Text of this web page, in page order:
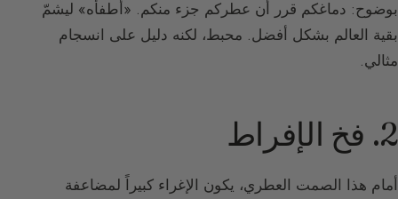
بوضوح: دماغكم قرر أن عطركم جزء منكم. «أطفأه» ليشمّ
بقية العالم بشكل أفضل. محبط، لكنه دليل على انسجام
مثالي.
2. فخ الإفراط
أمام هذا الصمت العطري، يكون الإغراء كبيراً لمضاعفة